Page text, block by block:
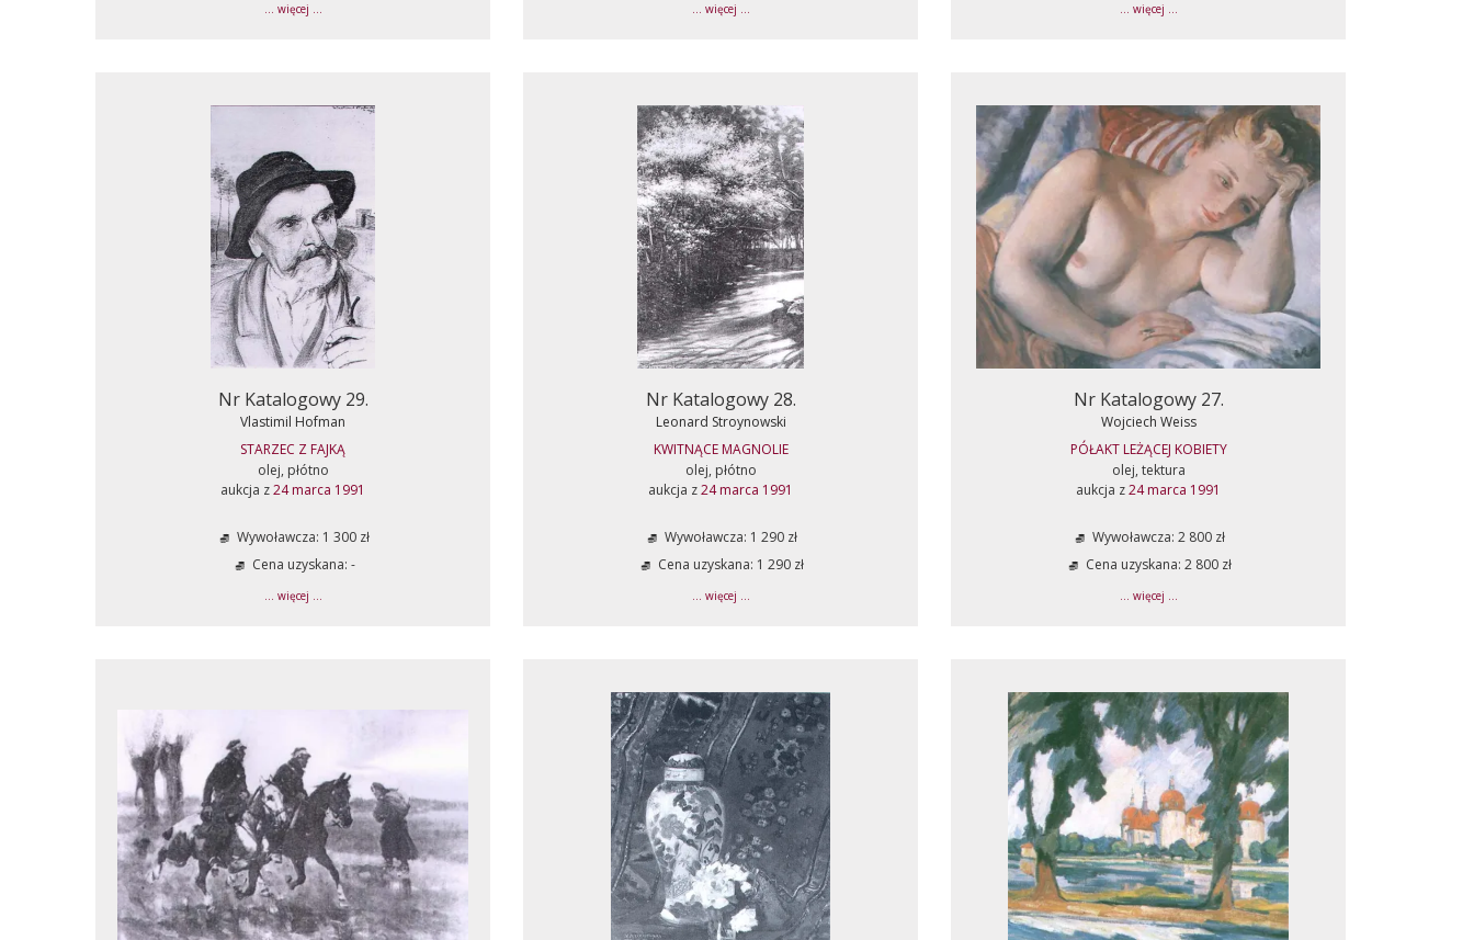
... więcej ... ... więcej ... ... więcej ...
Nr Katalogowy 29.
Vlastimil Hofman
STARZEC Z FAJKĄ
olej, płótno
aukcja z24 marca 1991
Wywoławcza: 1 300 zł
Cena uzyskana: -
... więcej ...
Nr Katalogowy 28.
Leonard Stroynowski
KWITNĄCE MAGNOLIE
olej, płótno
aukcja z24 marca 1991
Wywoławcza: 1 290 zł
Cena uzyskana: 1 290 zł
... więcej ...
Nr Katalogowy 27.
Wojciech Weiss
PÓŁAKT LEŻĄCEJ KOBIETY
olej, tektura
aukcja z24 marca 1991
Wywoławcza: 2 800 zł
Cena uzyskana: 2 800 zł
... więcej ...